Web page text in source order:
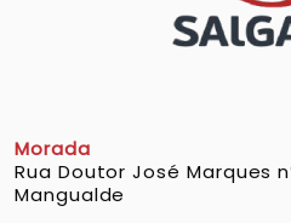
Morada
Rua Doutor José Marques
Mangualde